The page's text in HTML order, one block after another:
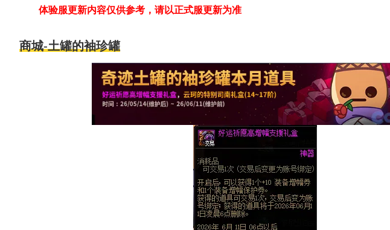
体验服更新内容仅供参考，请以正式服更新为准
商城-土罐的袖珍罐